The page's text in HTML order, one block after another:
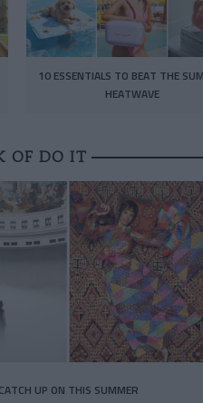
10 ESSENTIALS TO BEAT THE
HEATWAVE
OF DO IT
UP ON THIS SUMMER